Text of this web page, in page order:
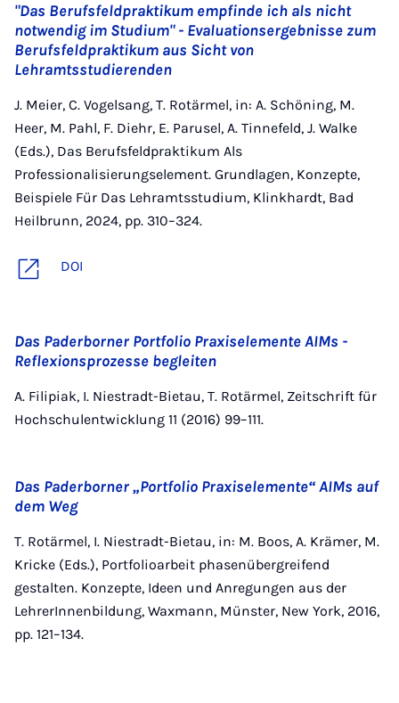
"Das Berufsfeldpraktikum empfinde ich als nicht
notwendig im Studium" - Evaluationsergebnisse zum
Berufsfeldpraktikum aus Sicht von
Lehramtsstudierenden
J. Meier, C. Vogelsang, T. Rotärmel, in: A. Schöning, M.
Heer, M. Pahl, F. Diehr, E. Parusel, A. Tinnefeld, J. Walke
(Eds.), Das Berufsfeldpraktikum Als
Professionalisierungselement. Grundlagen, Konzepte,
Beispiele Für Das Lehramtsstudium, Klinkhardt, Bad
Heilbrunn, 2024, pp. 310–324.
DOI
Das Paderborner Portfolio Praxiselemente AIMs -
Reflexionsprozesse begleiten
A. Filipiak, I. Niestradt-Bietau, T. Rotärmel, Zeitschrift für
Hochschulentwicklung 11 (2016) 99–111.
Das Paderborner „Portfolio Praxiselemente“ AIMs auf
dem Weg
T. Rotärmel, I. Niestradt-Bietau, in: M. Boos, A. Krämer, M.
Kricke (Eds.), Portfolioarbeit phasenübergreifend
gestalten. Konzepte, Ideen und Anregungen aus der
LehrerInnenbildung, Waxmann, Münster, New York, 2016,
pp. 121–134.